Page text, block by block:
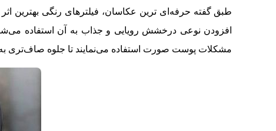
طبق گفته حرفه‌ای ترین عکاسان، فیلترهای رنگی بهترین
افزودن نوعی درخشش رویایی و جذاب به آن استفاده
مشکلات پوست صورت استفاده می‌نمایند تا جلوه صاف‌تری